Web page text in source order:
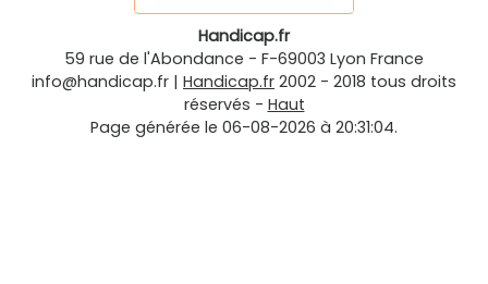
Handicap.fr
59 rue de l'Abondance - F-69003 Lyon France
info@handicap.fr | Handicap.fr 2002 - 2018 tous droits
réservés - Haut
Page générée le 06-08-2026 à 20:31:04.